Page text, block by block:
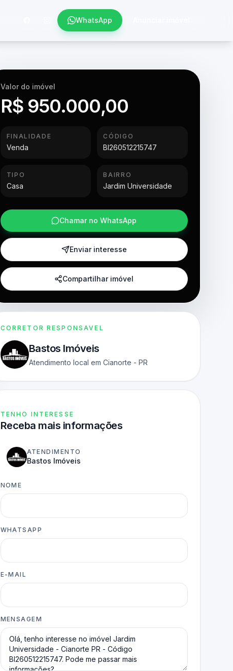
WhatsApp
Valor do imóvel
R$ 950.000,00
FINALIDADE
Venda
CÓDIGO
BI260512215747
TIPO
Casa
BAIRRO
Jardim Universidade
Chamar no WhatsApp
Enviar interesse
Compartilhar imóvel
CORRETOR RESPONSAVEL
Bastos Imóveis
Atendimento local em Cianorte - PR
TENHO INTERESSE
Receba mais informações
ATENDIMENTO
Bastos Imóveis
NOME
WHATSAPP
E-MAIL
MENSAGEM